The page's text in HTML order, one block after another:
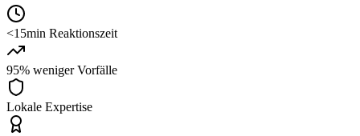
<15min Reaktionszeit
95% weniger Vorfälle
Lokale Expertise